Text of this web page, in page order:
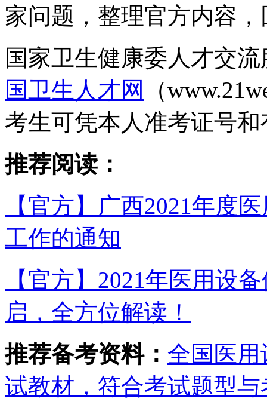
家问题，整理官方内容
国家卫生健康委人才交
国卫生人才网
（
考生可凭本人准考证号
推荐阅读：
【官方】广西2021年度
工作的通知
【官方】2021年医用设
启，全方位解读！
推荐备考资料： 全国医
试教材，符合考试题型